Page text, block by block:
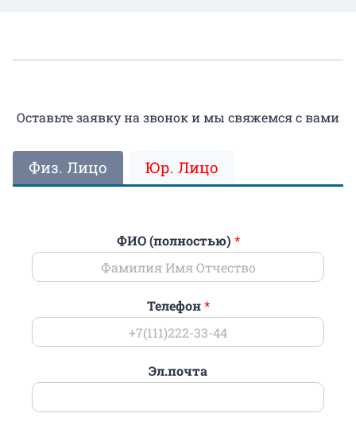
Оставьте заявку на звонок и мы свяжемся с вами
Физ. Лицо Юр. Лицо
ФИО (полностью) *
Телефон*
Эл.почта